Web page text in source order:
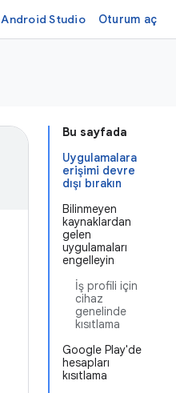
Android Studio Oturum aç
Bu sayfada
Uygulamalara
erişimi devre
dışı bırakın
Bilinmeyen
kaynaklardan
gelen
uygulamaları
engelleyin
İş profili için
cihaz
genelinde
kısıtlama
Google Play'de
hesapları
kısıtlama